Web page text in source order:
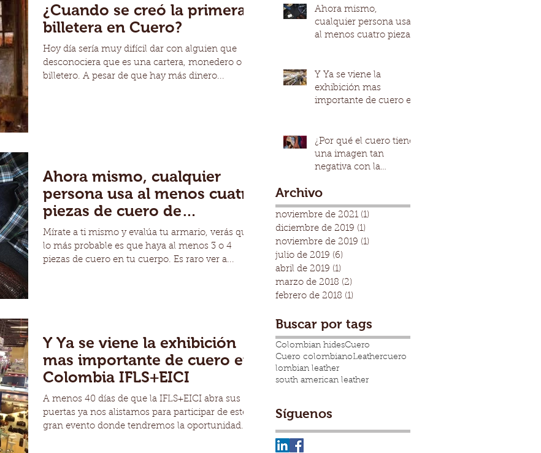
¿Cuando se creó la primera
billetera en Cuero?
Hoy día sería muy difícil dar con alguien que
desconociera que es una cartera, monedero o
billetero. A pesar de que hay más dinero...
Ahora mismo, cualquier
persona usa al menos cuatro
piezas de cuero de
promedio
Mírate a ti mismo y evalúa tu armario, verás que
lo más probable es que haya al menos 3 o 4
piezas de cuero en tu cuerpo. Es raro ver a...
Y Ya se viene la exhibición
mas importante de cuero en
Colombia IFLS+EICI
A menos 40 días de que la IFLS+EICI abra sus
puertas ya nos alistamos para participar de este
gran evento donde tendremos la oportunidad...
Ahora mismo,
cualquier persona usa
al menos cuatro piezas
Y Ya se viene la
exhibición mas
importante de cuero en
¿Por qué el cuero tiene
una imagen tan
negativa con la
Archivo
noviembre de 2021 (1)
diciembre de 2019 (1)
noviembre de 2019 (1)
julio de 2019 (6)
abril de 2019 (1)
marzo de 2018 (2)
febrero de 2018 (1)
Buscar por tags
Colombian hidesCuero
Cuero colombianoLeathercuero
lombian leather
south american leather
Síguenos